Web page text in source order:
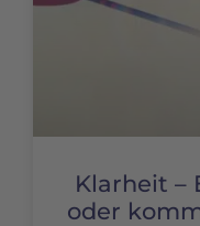
Klarheit –
oder